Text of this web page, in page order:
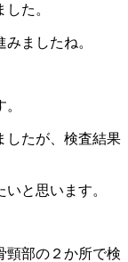
た。
ましたね。
したが、検査結果
と思います。
頸部の２か所で検